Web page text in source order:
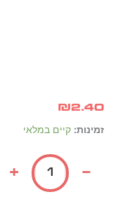
₪2.40
זמינות: קיים במלאי
כמות
שרשרת
לאמא